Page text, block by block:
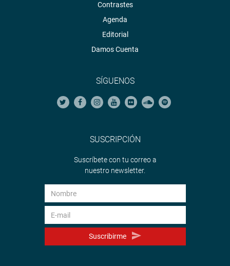
Contrastes
Agenda
Editorial
Damos Cuenta
SÍGUENOS
SUSCRIPCIÓN
Suscríbete con tu correo a
nuestro newsletter.
Suscribirme